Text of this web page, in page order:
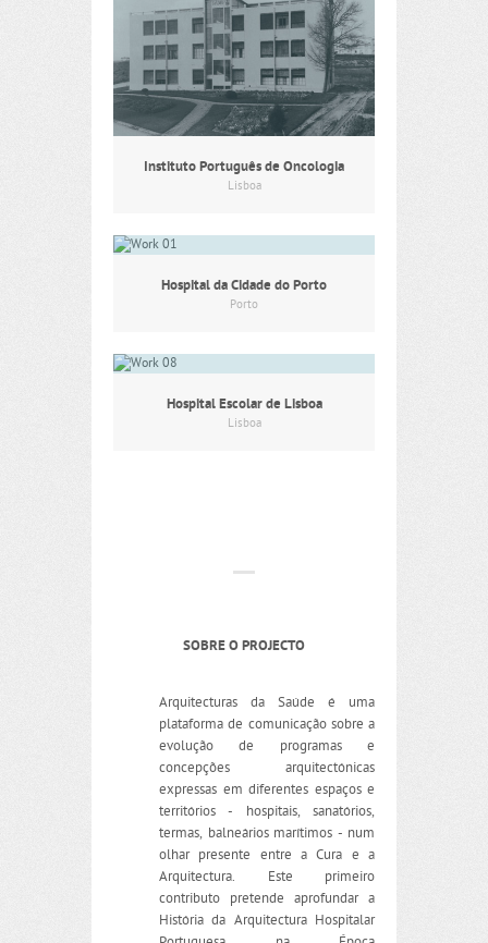
Instituto Português de Oncologia
Lisboa
Hospital da Cidade do Porto
Porto
Hospital Escolar de Lisboa
Lisboa
SOBRE O PROJECTO
Arquitecturas da Saúde é uma
plataforma de comunicação sobre a
evolução de programas e
concepções arquitectónicas
expressas em diferentes espaços e
territórios - hospitais, sanatórios,
termas, balneários marítimos - num
olhar presente entre a Cura e a
Arquitectura. Este primeiro
contributo pretende aprofundar a
História da Arquitectura Hospitalar